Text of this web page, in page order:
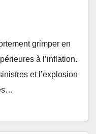
grimper en
à l’inflation.
et l’explosion